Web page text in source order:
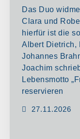
Das Duo
Clara und
hierfür ist die
Albert Dietrich,
Johannes
Joachim
Lebensmotto
reservieren
27.11.2026